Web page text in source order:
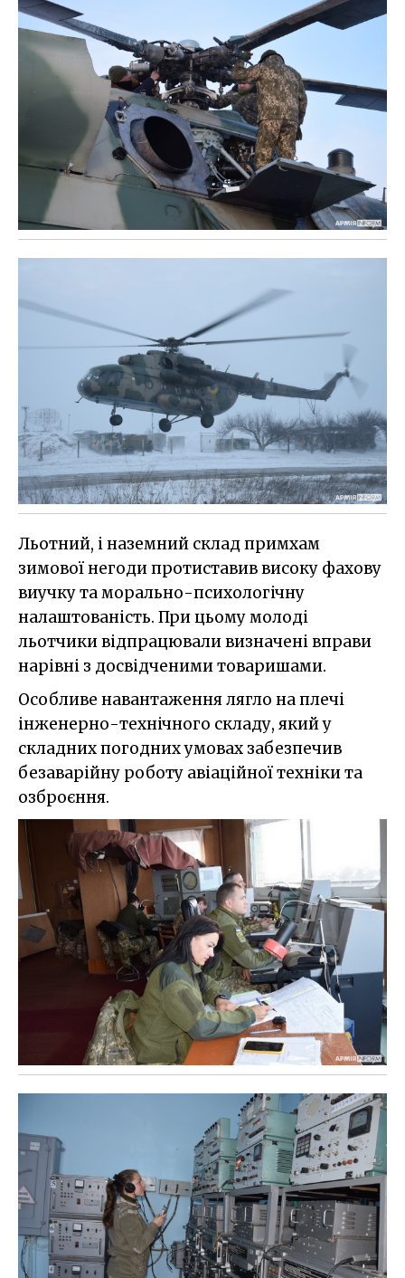
Льотний, і наземний склад примхам
зимової негоди протиставив високу фахову
виучку та морально-психологічну
налаштованість. При цьому молоді
льотчики відпрацювали визначені вправи
нарівні з досвідченими товаришами.
Особливе навантаження лягло на плечі
інженерно-технічного складу, який у
складних погодних умовах забезпечив
безаварійну роботу авіаційної техніки та
озброєння.